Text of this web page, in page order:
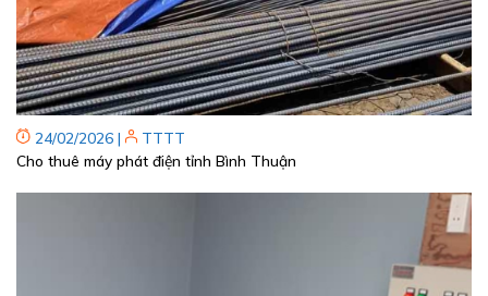
24/02/2026 |
TTTT
Cho thuê máy phát điện tỉnh Bình Thuận